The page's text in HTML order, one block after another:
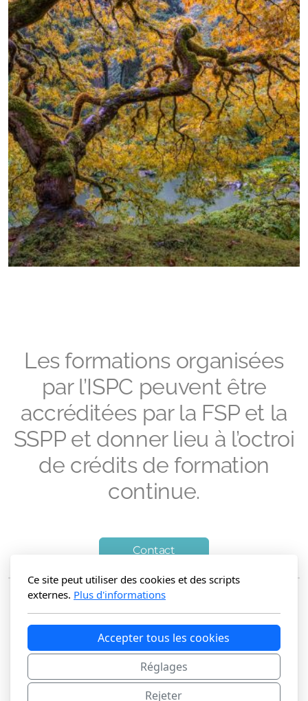
Les formations organisées
par l’ISPC peuvent être
accréditées par la FSP et la
SSPP et donner lieu à l’octroi
de crédits de formation
continue.
Contact
Contact
Ce site peut utiliser des cookies et des scripts
externes. Plus d'informations
Accepter tous les cookies
Réglages
Rejeter